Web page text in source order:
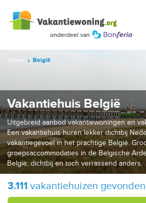
Home België
Vakantiehuis België
Uitgebreid aanbod vakantiewoningen en
Een vakantiehuis huren lekker dichtbij
vakantiegevoel in het prachtige België.
groepsaccommodaties in de Belgische
België; dichtbij en toch verrassend anders.
3.111 vakantiehuizen gevonden